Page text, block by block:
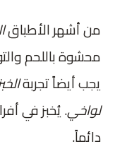
من أشهر الأطباق
محشوة باللحم
يجب أيضاً تجربة
لواخي. يُخبز في
دائماً.